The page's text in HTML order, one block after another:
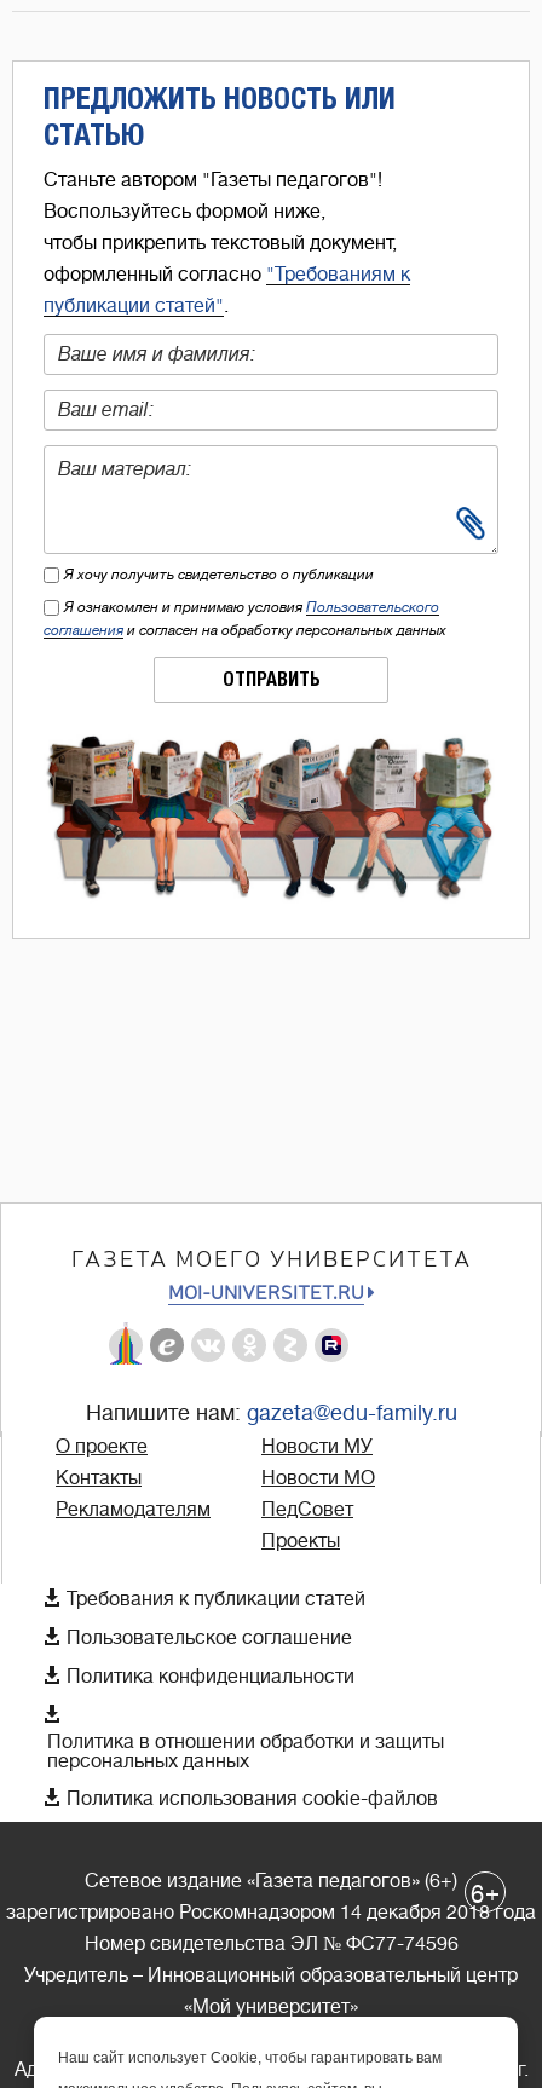
ПРЕДЛОЖИТЬ НОВОСТЬ ИЛИ
СТАТЬЮ
Станьте автором "Газеты педагогов"!
Воспользуйтесь формой ниже,
чтобы прикрепить текстовый документ,
оформленный согласно "Требованиям к
публикации статей".
Я хочу получить свидетельство о публикации
Я ознакомлен и принимаю условия Пользовательского
соглашения и согласен на обработку персональных данных
ОТПРАВИТЬ
ГАЗЕТА МОЕГО УНИВЕРСИТЕТА
MOI-UNIVERSITET.RU
Напишите нам: gazeta@edu-family.ru
О проекте
Контакты
Рекламодателям
Новости МУ
Новости МО
ПедСовет
Проекты
 Требования к публикации статей
 Пользовательское соглашение
 Политика конфиденциальности

Политика в отношении обработки и защиты
персональных данных
 Политика использования cookie-файлов
Сетевое издание «Газета педагогов» (6+)
зарегистрировано Роскомнадзором 14 декабря 2018 года
Номер свидетельства ЭЛ № ФС77-74596
Учредитель – Инновационный образовательный центр
«Мой университет»
Адрес редакции: 185035 Россия, Республика Карелия, г.
6+
Наш сайт использует Cookie, чтобы гарантировать вам